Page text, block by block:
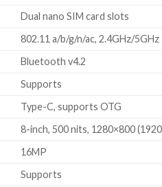
Dual nano SIM card slots
802.11 a/b/g/n/ac, 2.4GHz/5GHz
Bluetooth v4.2
Supports
Type-C, supports OTG
8-inch, 500 nits, 1280×800
16MP
Supports